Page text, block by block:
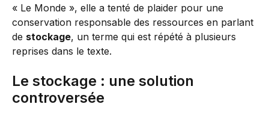
« Le Monde », elle a tenté de plaider pour une
conservation responsable des ressources en parlant
de stockage, un terme qui est répété à plusieurs
reprises dans le texte.
Le stockage : une solution
controversée